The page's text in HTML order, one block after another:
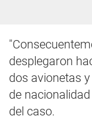
desplegaron
dos avionetas
de
del caso.